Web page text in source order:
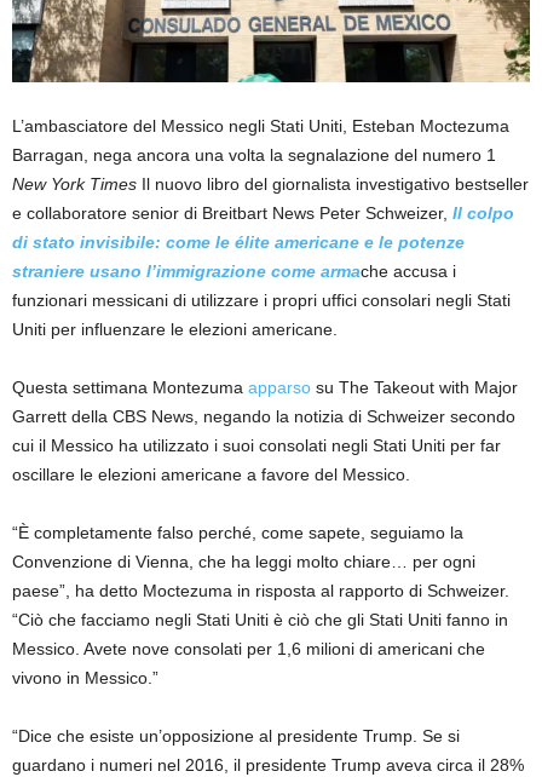
L’ambasciatore del Messico negli Stati Uniti, Esteban Moctezuma
Barragan, nega ancora una volta la segnalazione del numero 1
New York Times Il nuovo libro del giornalista investigativo bestseller
e collaboratore senior di Breitbart News Peter Schweizer, Il colpo
di stato invisibile: come le élite americane e le potenze
straniere usano l’immigrazione come armache accusa i
funzionari messicani di utilizzare i propri uffici consolari negli Stati
Uniti per influenzare le elezioni americane.
Questa settimana Montezuma apparso su The Takeout with Major
Garrett della CBS News, negando la notizia di Schweizer secondo
cui il Messico ha utilizzato i suoi consolati negli Stati Uniti per far
oscillare le elezioni americane a favore del Messico.
“È completamente falso perché, come sapete, seguiamo la
Convenzione di Vienna, che ha leggi molto chiare… per ogni
paese”, ha detto Moctezuma in risposta al rapporto di Schweizer.
“Ciò che facciamo negli Stati Uniti è ciò che gli Stati Uniti fanno in
Messico. Avete nove consolati per 1,6 milioni di americani che
vivono in Messico.”
“Dice che esiste un’opposizione al presidente Trump. Se si
guardano i numeri nel 2016, il presidente Trump aveva circa il 28%